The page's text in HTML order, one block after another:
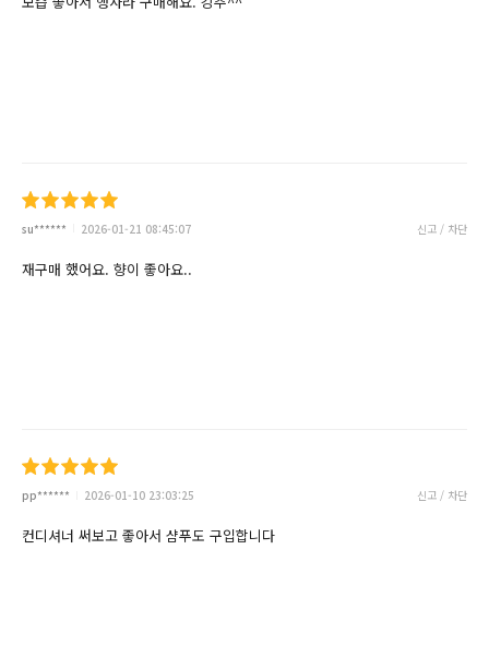
su****** 2026-01-21 08:45:07 신고 / 차단
재구매 했어요. 향이 좋아요..
pp****** 2026-01-10 23:03:25 신고 / 차단
컨디셔너 써보고 좋아서 샴푸도 구입합니다